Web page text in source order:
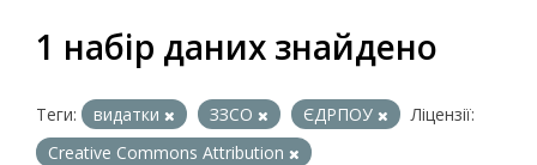
1 набір даних знайдено
Теги: видатки ЗЗСО ЄДРПОУ
Ліцензії:
Creative Commons Attribution